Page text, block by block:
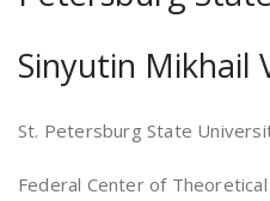
Sinyutin Mikhail
St. Petersburg State
Federal Center of